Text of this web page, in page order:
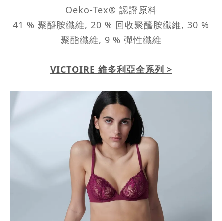
Oeko-Tex® 認證原料
41 % 聚醯胺纖維, 20 % 回收聚醯胺纖維, 30 %
聚酯纖維, 9 % 彈性纖維
VICTOIRE 維多利亞全系列 >